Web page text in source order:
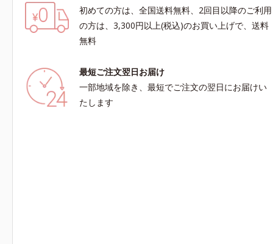
初めての方は、全国送料無料、2回目以降のご利用
の方は、3,300円以上(税込)のお買い上げで、送料
無料
最短ご注文翌日お届け
一部地域を除き、最短でご注文の翌日にお届けい
たします